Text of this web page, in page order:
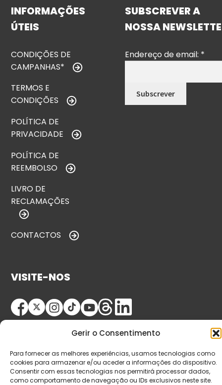
Gerir o Consentimento
Para fornecer as melhores experiências, usamos tecnologias como
cookies para armazenar e/ou aceder a informações do dispositivo.
Consentir com essas tecnologias nos permitirá processar dados,
como comportamento de navegação ou IDs exclusivos neste site.
INFORMAÇÕES
ÚTEIS
CONDIÇÕES DE
CAMPANHAS*
TERMOS E
CONDIÇÕES
POLÍTICA DE
PRIVACIDADE
POLÍTICA DE
REEMBOLSO
LIVRO DE
RECLAMAÇÕES
CONTACTOS
SUBSCREVER A
NOSSA
Endereço de email: *
VISITE-NOS
© Copyright 2026 Saída de Emergência. Todos os